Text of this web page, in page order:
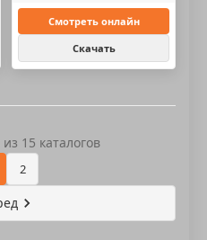
Смотреть онлайн
Скачать
2
15 каталогов